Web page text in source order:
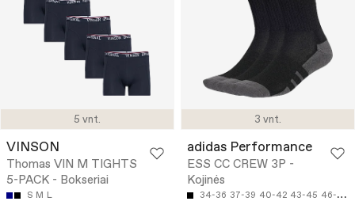
5 vnt.
VINSON
Thomas VIN M TIGHTS
5-PACK - Bokseriai
S M L
3 vnt.
adidas Performance
ESS CC CREW 3P -
Kojinės
34-36 37-39 40-42 43-45 46-48